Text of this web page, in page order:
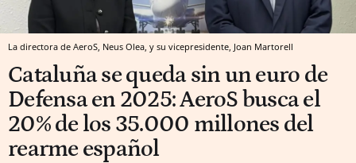
La directora de AeroS, Neus Olea, y su vicepresidente, Joan Martorell
Cataluña se queda sin un euro de
Defensa en 2025: AeroS busca el
20% de los 35.000 millones del
rearme español